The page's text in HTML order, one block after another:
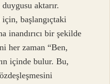
aktarır.
başlangıçtaki
inandırıcı bir şekilde
her zaman “Ben,
içinde bulur. Bu,